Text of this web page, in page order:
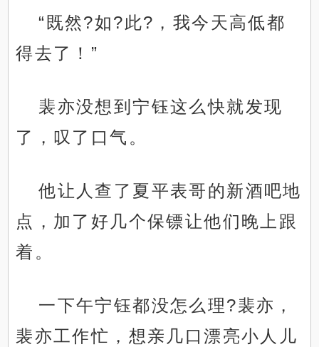
“既然?如?此?，我今天高低都
得去了！”
裴亦没想到宁钰这么快就发现
了，叹了口气。
他让人查了夏平表哥的新酒吧地
点，加了好几个保镖让他们晚上跟
着。
一下午宁钰都没怎么理?裴亦，
裴亦工作忙，想亲几口漂亮小人儿